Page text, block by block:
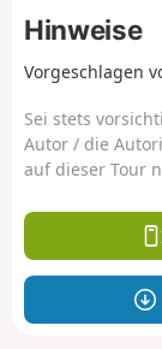
Hinweise
Vorgeschlagen
Sei stets
Autor / die
auf dieser Tour